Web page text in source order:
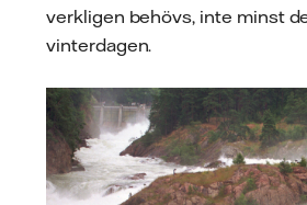
verkligen behövs, inte minst
vinterdagen.